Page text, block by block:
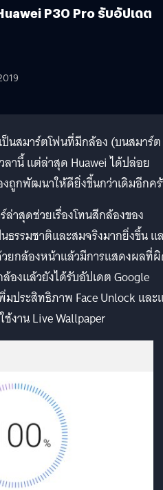
P30 Pro รับอัปเดต
ป็นสมาร์ตโฟนที่มีกล้อง (บนสมาร์ต
านี้ แต่ล่าสุด Huawei ได้ปล่อย
ถูกพัฒนาให้ดียิ่งขึ้นกว่าเดิมอีกค
าสุดช่วยเรื่องโทนสีกล้องของ
ธรรมชาติและสมจริงมากยิ่งขึ้น แ
ยกล้องหน้าแล้วมีการแสดงผลที่
องแล้วยังได้รับอัปเดต Google
มประสิทธิภาพ Face Unlock และ
งาน Live Wallpaper